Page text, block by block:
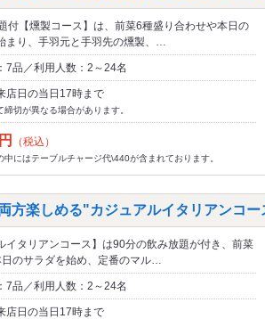
付【燻製コース】は、前菜6種盛り合わせや本日の
まり、手羽元と手羽先の燻製、…
7品／利用人数：2～24名
店日の当日17時まで
切が異なる場合があります。
円 （税込）
にはテーブルチャージ代\440が含まれております。
方楽しめる"カジュアルイタリアンコ
イタリアンコース】は90分の飲み放題が付き、前菜
のサラダを始め、定番のマル…
7品／利用人数：2～24名
店日の当日17時まで